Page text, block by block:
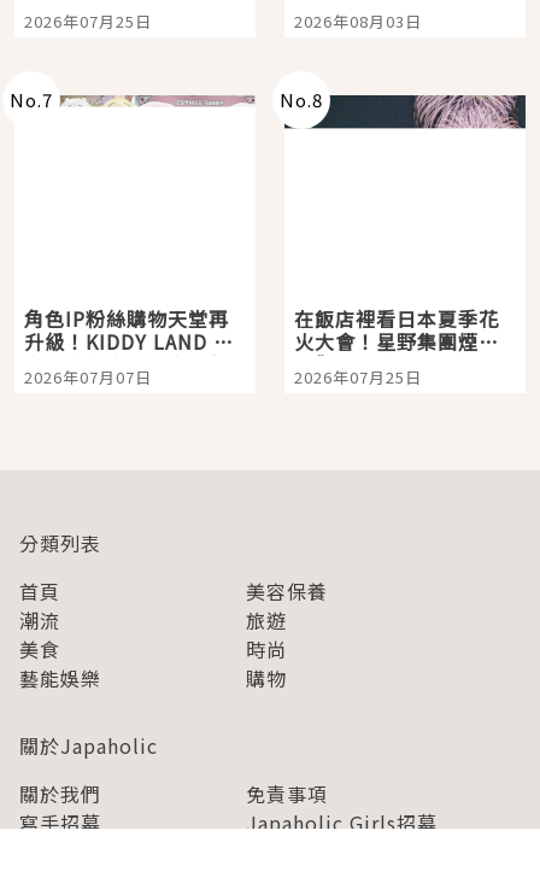
眼全收也不心疼
2026年07月25日 嗎？日本重金屬樂團
「打首」會長與nagano
2026年08月03日
No.7
角色IP粉絲購物天堂再
升級！KIDDY LAND 原
宿店吉伊卡哇迎客，新
開幕 OMOKADO 店3分
2026年07月07日
No.8
在飯店裡看日本夏季花
火大會！星野集團煙火
景觀飯店6選，讓你不用
人擠人悠閒欣賞
2026年07月25日
分類列表
首頁
美容保養
潮流
旅遊
美食
時尚
藝能娛樂
購物
關於Japaholic
關於我們
免責事項
寫手招募
Japaholic Girls招募